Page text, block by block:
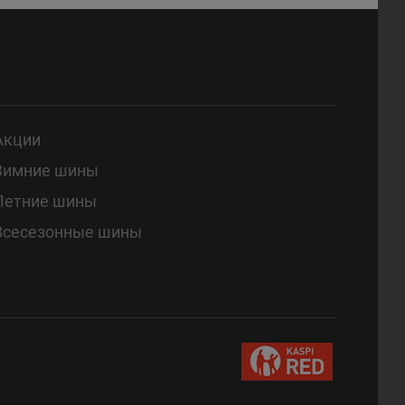
шины
шины
шины